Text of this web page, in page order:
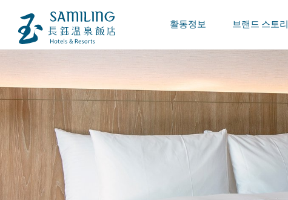
활동정보 브랜드 스토리